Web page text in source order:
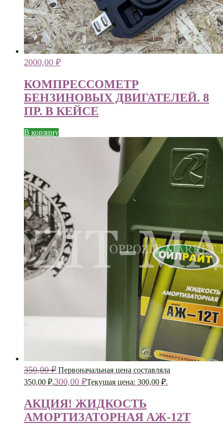
2000,00 ₽
КОМПРЕССОМЕТР
БЕНЗИНОВЫХ ДВИГАТЕЛЕЙ. 8
ПР. В КЕЙСЕ
В корзину
350,00₽ Первоначальная цена составляла
350,00 ₽.300,00 ₽Текущая цена: 300,00 ₽.
АКЦИЯ! ЖИДКОСТЬ
АМОРТИЗАТОРНАЯ АЖ-12Т